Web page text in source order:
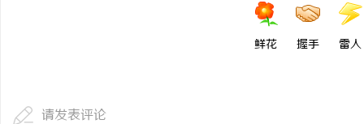
鲜花 握手 雷人
请发表评论